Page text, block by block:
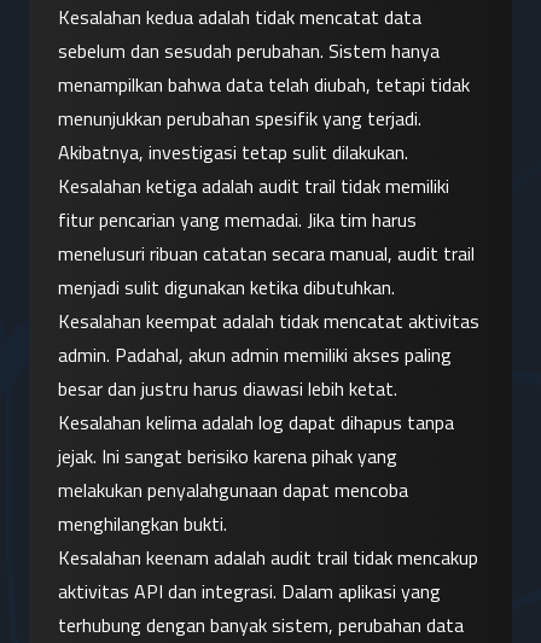
Kesalahan kedua adalah tidak mencatat data
sebelum dan sesudah perubahan. Sistem hanya
menampilkan bahwa data telah diubah, tetapi tidak
menunjukkan perubahan spesifik yang terjadi.
Akibatnya, investigasi tetap sulit dilakukan.
Kesalahan ketiga adalah audit trail tidak memiliki
fitur pencarian yang memadai. Jika tim harus
menelusuri ribuan catatan secara manual, audit trail
menjadi sulit digunakan ketika dibutuhkan.
Kesalahan keempat adalah tidak mencatat aktivitas
admin. Padahal, akun admin memiliki akses paling
besar dan justru harus diawasi lebih ketat.
Kesalahan kelima adalah log dapat dihapus tanpa
jejak. Ini sangat berisiko karena pihak yang
melakukan penyalahgunaan dapat mencoba
menghilangkan bukti.
Kesalahan keenam adalah audit trail tidak mencakup
aktivitas API dan integrasi. Dalam aplikasi yang
terhubung dengan banyak sistem, perubahan data